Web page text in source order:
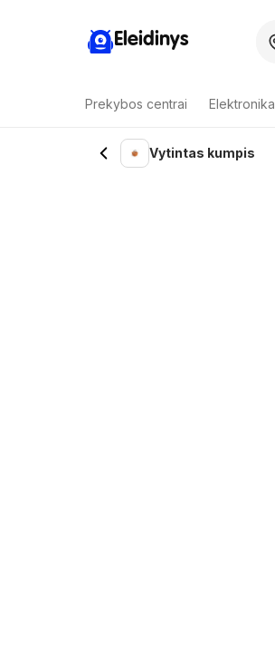
Eleidinys
Prekybos centrai Elektronika
Vytintas kumpis